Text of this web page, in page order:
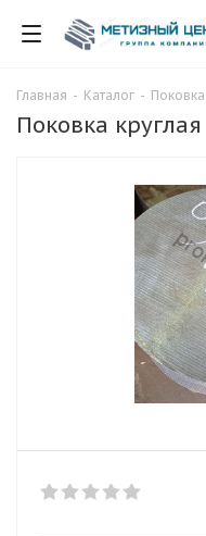
Главная - Каталог - Поковка
Поковка